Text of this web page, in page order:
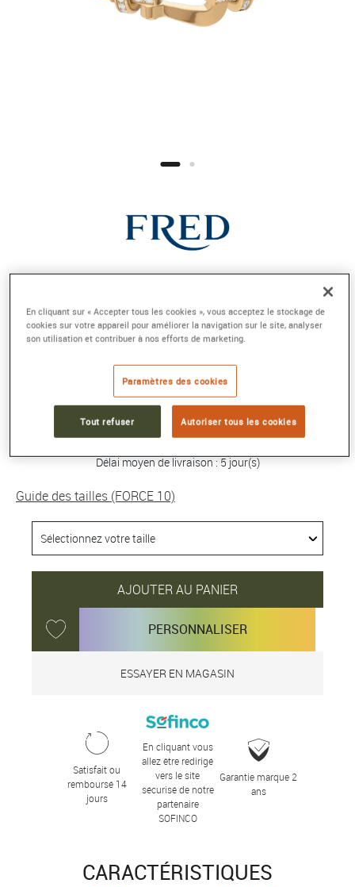
BRACELET FORCE 10
Grand modèle or jaune 750/1000e et diamants
0B0028-6B1209
Collection :FORCE 10
6 240 €
Délai moyen de livraison : 5 jour(s)
Guide des tailles (FORCE 10)
AJOUTER AU PANIER
PERSONNALISER
ESSAYER EN MAGASIN
Satisfait ou
remboursé 14
jours
En cliquant vous
allez être redirigé
vers le site
sécurisé de notre
partenaire
SOFINCO
Garantie marque 2
ans
CARACTÉRISTIQUES
En cliquant sur « Accepter tous les cookies », vous acceptez le stockage de
cookies sur votre appareil pour améliorer la navigation sur le site, analyser
son utilisation et contribuer à nos efforts de marketing.
Paramètres des cookies
Tout refuser Autoriser tous les cookies